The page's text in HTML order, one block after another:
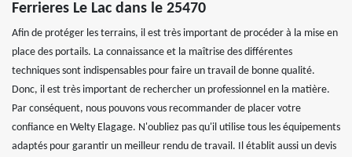
Ferrieres Le Lac dans le 25470
Afin de protéger les terrains, il est très important de procéder à la mise en
place des portails. La connaissance et la maîtrise des différentes
techniques sont indispensables pour faire un travail de bonne qualité.
Donc, il est très important de rechercher un professionnel en la matière.
Par conséquent, nous pouvons vous recommander de placer votre
confiance en Welty Elagage. N'oubliez pas qu'il utilise tous les équipements
adaptés pour garantir un meilleur rendu de travail. Il établit aussi un devis